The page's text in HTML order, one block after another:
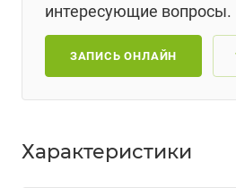
интересующие вопросы.
ЗАПИСЬ ОНЛАЙН
Характеристики